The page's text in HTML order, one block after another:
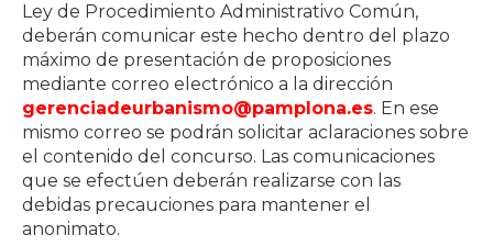
Ley de Procedimiento Administrativo Común,
deberán comunicar este hecho dentro del plazo
máximo de presentación de proposiciones
mediante correo electrónico a la dirección
gerenciadeurbanismo@pamplona.es. En ese
mismo correo se podrán solicitar aclaraciones sobre
el contenido del concurso. Las comunicaciones
que se efectúen deberán realizarse con las
debidas precauciones para mantener el
anonimato.